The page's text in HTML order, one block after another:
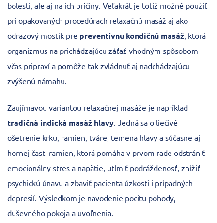
bolesti, ale aj na ich príčiny. Veľakrát je totiž možné použiť
pri opakovaných procedúrach relaxačnú masáž aj ako
odrazový mostík pre preventívnu kondičnú masáž, ktorá
organizmus na prichádzajúcu záťaž vhodným spôsobom
včas pripraví a pomôže tak zvládnuť aj nadchádzajúcu
zvýšenú námahu.
Zaujímavou variantou relaxačnej masáže je napríklad
tradičná indická masáž hlavy. Jedná sa o liečivé
ošetrenie krku, ramien, tváre, temena hlavy a súčasne aj
hornej časti ramien, ktorá pomáha v prvom rade odstrániť
emocionálny stres a napätie, utlmiť podráždenosť, znížiť
psychickú únavu a zbaviť pacienta úzkosti i prípadných
depresií. Výsledkom je navodenie pocitu pohody,
duševného pokoja a uvoľnenia.